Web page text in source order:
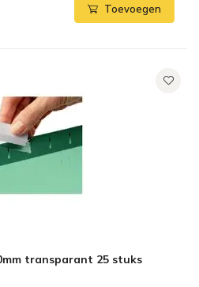
Toevoegen
transparant 25 stuks